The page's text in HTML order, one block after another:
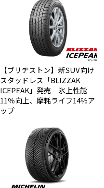
【ブリヂストン】新SUV向け
スタッドレス「BLIZZAK
ICEPEAK」発売 氷上性能
11％向上、摩耗ライフ14％ア
ップ